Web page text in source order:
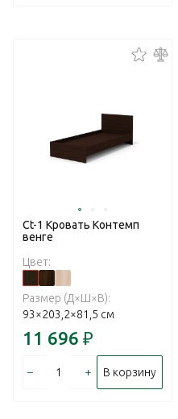
Ct-1 Кровать Контемп
венге
Цвет:
Размер (Д×Ш×В):
93×203,2×81,5 см
11 696 ₽
– + В корзину